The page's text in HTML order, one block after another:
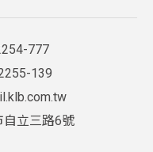
777
139
自立三路6號